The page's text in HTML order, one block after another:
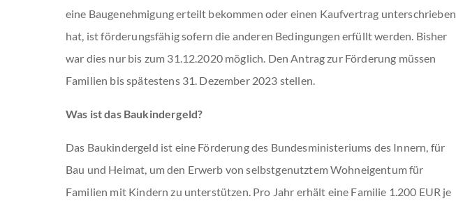
eine Baugenehmigung erteilt bekommen oder einen Kaufvertrag unterschrieben
hat, ist förderungsfähig sofern die anderen Bedingungen erfüllt werden. Bisher
war dies nur bis zum 31.12.2020 möglich. Den Antrag zur Förderung müssen
Familien bis spätestens 31. Dezember 2023 stellen.
Was ist das Baukindergeld?
Das Baukindergeld ist eine Förderung des Bundesministeriums des Innern, für
Bau und Heimat, um den Erwerb von selbstgenutztem Wohneigentum für
Familien mit Kindern zu unterstützen. Pro Jahr erhält eine Familie 1.200 EUR je